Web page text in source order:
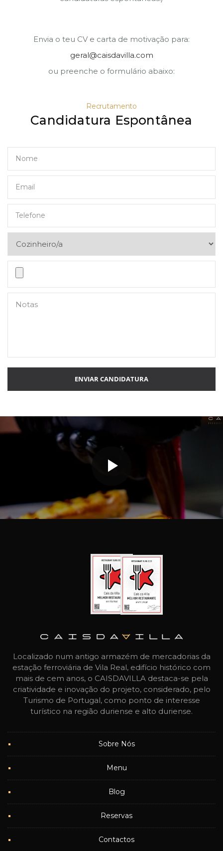
Envia o teu CV e carta de motivação para:
geral@caisdavilla.com
ou preenche o formulário abaixo:
Recrutamento
Candidatura Espontânea
ENVIAR CANDIDATURA
Localizado num antigo armazém de mercadorias da
estação ferroviária de Vila Real, edifício histórico com
mais de cem anos, o CAISDAVILLA destaca-se pela
criatividade e inovação do projeto, considerado, pelo
Turismo de Portugal, como ponto de interesse
turístico na região duriense e alto duriense.
Sobre Nós
Menu
Blog
Reservas
Contactos